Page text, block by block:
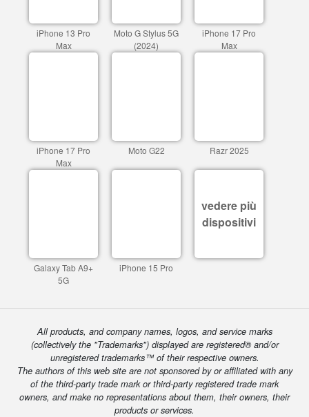
iPhone 13 Pro
Max
Moto G Stylus 5G
(2024)
iPhone 17 Pro
Max
iPhone 17 Pro
Max
Moto G22 Razr 2025
Galaxy Tab A9+
5G
iPhone 15 Pro
vedere più
dispositivi
All products, and company names, logos, and service marks
(collectively the "Trademarks") displayed are registered® and/or
unregistered trademarks™ of their respective owners.
The authors of this web site are not sponsored by or affiliated with any
of the third-party trade mark or third-party registered trade mark
owners, and make no representations about them, their owners, their
products or services.